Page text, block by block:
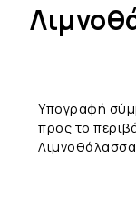
Υπογραφή
προς το